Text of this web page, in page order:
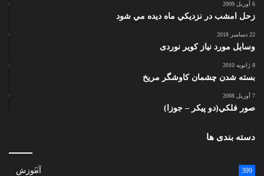
6 آوریل 2009
زحل امشب در نزديكي ماه ديده مي شود
22 دسامبر 2018
وسایل مورد نیاز کویر نوردی
8 ژانویه 2010
بسته شدن چشمان کاوشگر مريخ
7 آوریل 2008
صور فلكي(دو پیکر – جوزا)
دسته بندی ها
آموزش 399